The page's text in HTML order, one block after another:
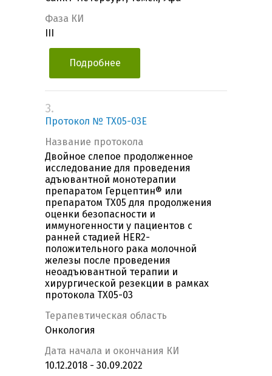
Фаза КИ
Подробнее
3.
Протокол № TX05-03Е
Название протокола
Двойное слепое продолженное
исследование для проведения
адъювантной монотерапии
препаратом Герцептин® или
препаратом TX05 для продолжения
оценки безопасности и
иммуногенности у пациентов с
ранней стадией HER2-
положительного рака молочной
железы после проведения
неоадъювантной терапии и
хирургической резекции в рамках
протокола TX05-03
Терапевтическая область
Онкология
Дата начала и окончания КИ
10.12.2018 - 30.09.2022